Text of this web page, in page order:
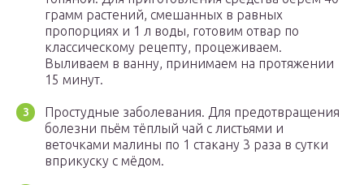
грамм растений, смешанных в равных
пропорциях и 1 л воды, готовим отвар по
классическому рецепту, процеживаем.
Выливаем в ванну, принимаем на протяжении
15 минут.
Простудные заболевания. Для предотвращения
болезни пьём тёплый чай с листьями и
веточками малины по 1 стакану 3 раза в сутки
вприкуску с мёдом.